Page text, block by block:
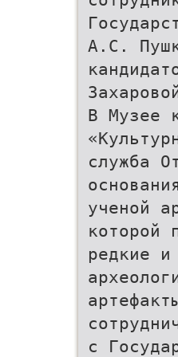
А.С.
В Музее
служба
ученой
которой
редкие
с